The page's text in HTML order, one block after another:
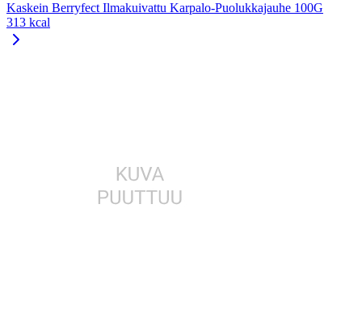
Kaskein Berryfect Ilmakuivattu Karpalo-Puolukkajauhe 100G
313 kcal